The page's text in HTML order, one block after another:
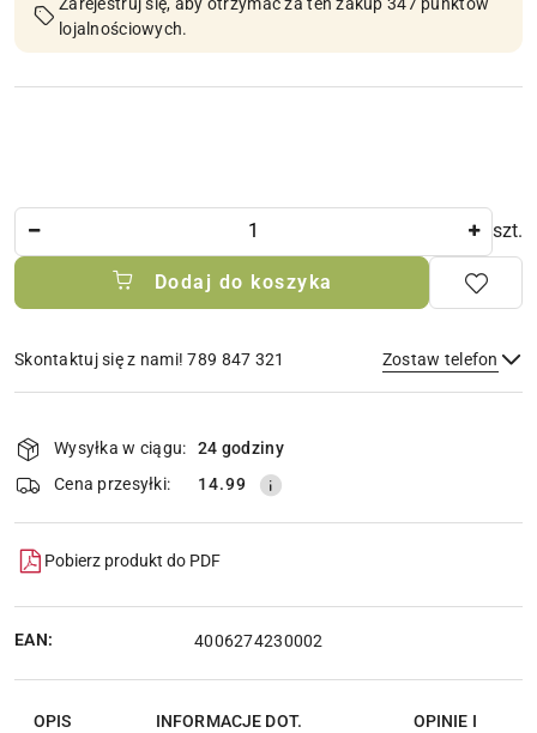
lojalnościowych.
szt.
Dodaj do koszyka
Skontaktuj się z nami! 789 847 321 Zostaw telefon
i
dostawa
Wysyłka w ciągu:
24 godziny
Cena przesyłki:
14.99
Pobierz produkt do PDF
EAN: 4006274230002
OPIS
INFORMACJE DOT.
OPINIE I